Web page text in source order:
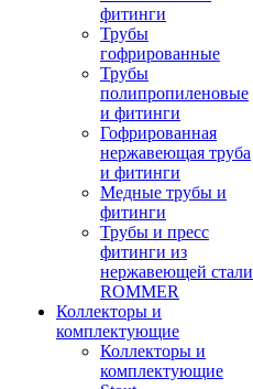
фитинги
Трубы
гофрированные
Трубы
полипропиленовые
и фитинги
Гофрированная
нержавеющая труба
и фитинги
Медные трубы и
фитинги
Трубы и пресс
фитинги из
нержавеющей стали
ROMMER
Коллекторы и
комплектующие
Коллекторы и
комплектующие